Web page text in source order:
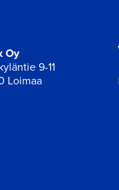
Oy
9-11
Loimaa